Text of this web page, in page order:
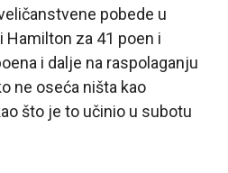
pobede u
Hamilton za 41 poen i
i dalje na raspolaganju
ne oseća ništa kao
što je to učinio u subotu